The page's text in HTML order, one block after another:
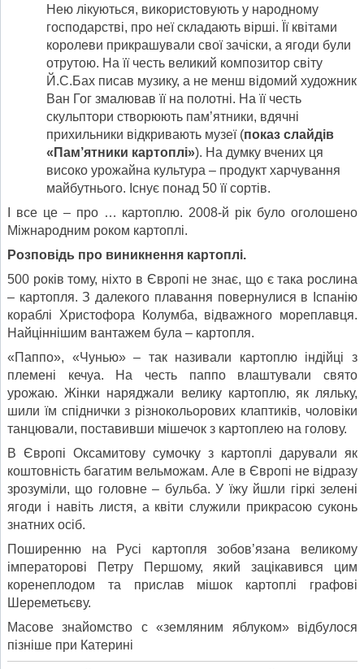
Нею лікуються, використовують у народному
господарстві, про неї складають вірші. Її квітами
королеви прикрашували свої зачіски, а ягоди були
отрутою. На її честь великий композитор світу
Й.С.Бах писав музику, а не менш відомий художник
Ван Гог змалював її на полотні. На її честь
скульптори створюють пам’ятники, вдячні
прихильники відкривають музеї (показ слайдів
«Пам’ятники картоплі»). На думку вчених ця
високо урожайна культура – продукт харчування
майбутнього. Існує понад 50 її сортів.
І все це – про … картоплю. 2008-й рік було оголошено
Міжнародним роком картоплі.
Розповідь про виникнення картоплі.
500 років тому, ніхто в Європі не знає, що є така рослина
– картопля. З далекого плавання повернулися в Іспанію
кораблі Христофора Колумба, відважного мореплавця.
Найціннішим вантажем була – картопля.
«Паппо», «Чунью» – так називали картоплю індійці з
племені кечуа. На честь паппо влаштували свято
урожаю. Жінки наряджали велику картоплю, як ляльку,
шили їм спіднички з різнокольорових клаптиків, чоловіки
танцювали, поставивши мішечок з картоплею на голову.
В Європі Оксамитову сумочку з картоплі дарували як
коштовність багатим вельможам. Але в Європі не відразу
зрозуміли, що головне – бульба. У їжу йшли гіркі зелені
ягоди і навіть листя, а квіти служили прикрасою суконь
знатних осіб.
Поширенню на Русі картопля зобов’язана великому
імператорові Петру Першому, який зацікавився цим
коренеплодом та прислав мішок картоплі графові
Шереметьєву.
Масове знайомство с «земляним яблуком» відбулося
пізніше при Катерині